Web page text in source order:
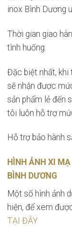
inox Bình Dương
Thời gian giao
tình huống.
Đặc biệt nhất, khi
sẽ nhận được
sản phẩm lẻ đến
tôi luôn hỗ trợ
Hỗ trợ bảo hành
HÌNH ẢNH XI MẠ
BÌNH DƯƠNG
Một số hình ảnh
hiện, để xem
TẠI ĐÂY